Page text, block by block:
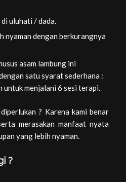
uluhati / dada.
nyaman dengan berkurangnya
asam lambung ini
satu syarat sederhana :
untuk menjalani 6 sesi terapi.
? Karena kami benar
merasakan manfaat nyata
yang lebih nyaman.
?